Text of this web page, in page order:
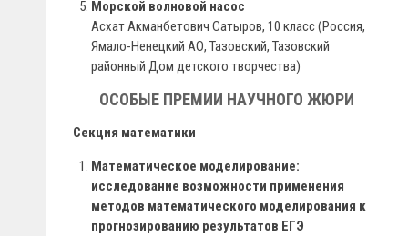
Морской волновой насос
Асхат Акманбетович Сатыров, 10 класс (Россия,
Ямало-Ненецкий АО, Тазовский, Тазовский
районный Дом детского творчества)
ОСОБЫЕ ПРЕМИИ НАУЧНОГО ЖЮРИ
Секция математики
Математическое моделирование:
исследование возможности применения
методов математического моделирования к
прогнозированию результатов ЕГЭ